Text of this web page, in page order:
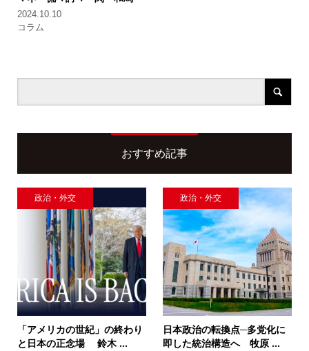
2024.10.10
コラム
おすすめ記事
政治・外交
「アメリカの世紀」の終わり
と日本の正念場 鈴木 ...
政治・外交
日本政治の転換点─多党化に
即した統治構造へ 牧原 ...